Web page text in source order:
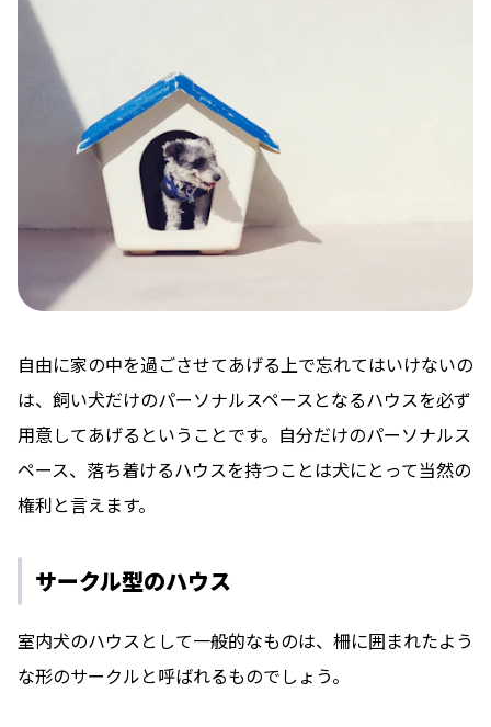
自由に家の中を過ごさせてあげる上で忘れてはいけないの
は、飼い犬だけのパーソナルスペースとなるハウスを必ず
用意してあげるということです。自分だけのパーソナルス
ペース、落ち着けるハウスを持つことは犬にとって当然の
権利と言えます。
サークル型のハウス
室内犬のハウスとして一般的なものは、柵に囲まれたよう
な形のサークルと呼ばれるものでしょう。